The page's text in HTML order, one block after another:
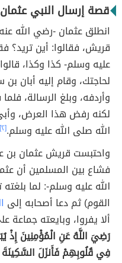
قصة إرسال النبي
انطلق عثمان -رضي الله
قريش، فقالوا: أين تريد؟
عليه وسلم- كذا وكذا،
لحاجتك، وقام إليه أبان
وأردفه، وبلغ الرسالة،
لكنه رفض هذا العرض،
الله صلى الله عليه وسلم.[٢]
واحتبست قريش عثمان بن
فشاع بين المسلمين أن
الله عليه وسلم-: لما
القوم) ثم دعا أصحابه إلى
ألا يفروا، وبايعته جماعة
رَضِيَ اللَّهُ عَنِ الْمُؤْمِنِينَ إِذْ
فِي قُلُوبِهِمْ فَأَنزَلَ السَّكِينَةَ